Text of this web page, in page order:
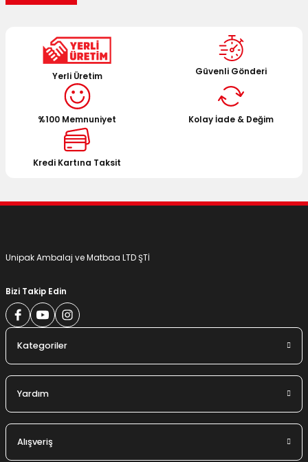
Yerli Üretim Güvenli Gönderi
%100 Memnuniyet Kolay İade & Değim
Kredi Kartına Taksit
Unipak Ambalaj ve Matbaa LTD ŞTİ
Bizi Takip Edin
Kategoriler
Yardım
Alışveriş